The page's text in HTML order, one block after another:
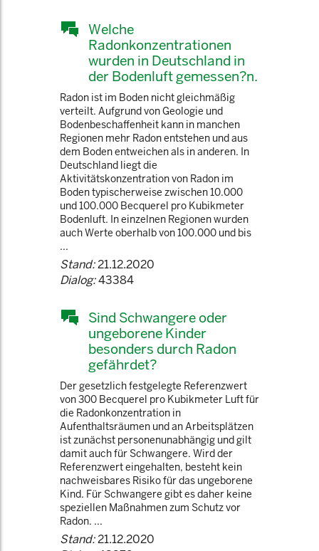
Welche
Radonkonzentrationen
wurden in Deutschland in
der Bodenluft gemessen?n.
Radon ist im Boden nicht gleichmäßig
verteilt. Aufgrund von Geologie und
Bodenbeschaffenheit kann in manchen
Regionen mehr Radon entstehen und aus
dem Boden entweichen als in anderen. In
Deutschland liegt die
Aktivitätskonzentration von Radon im
Boden typischerweise zwischen 10.000
und 100.000 Becquerel pro Kubikmeter
Bodenluft. In einzelnen Regionen wurden
auch Werte oberhalb von 100.000 und bis
...
Stand:21.12.2020
Dialog:43384
Sind Schwangere oder
ungeborene Kinder
besonders durch Radon
gefährdet?
Der gesetzlich festgelegte Referenzwert
von 300 Becquerel pro Kubikmeter Luft für
die Radonkonzentration in
Aufenthaltsräumen und an Arbeitsplätzen
ist zunächst personenunabhängig und gilt
damit auch für Schwangere. Wird der
Referenzwert eingehalten, besteht kein
nachweisbares Risiko für das ungeborene
Kind. Für Schwangere gibt es daher keine
speziellen Maßnahmen zum Schutz vor
Radon. ...
Stand:21.12.2020